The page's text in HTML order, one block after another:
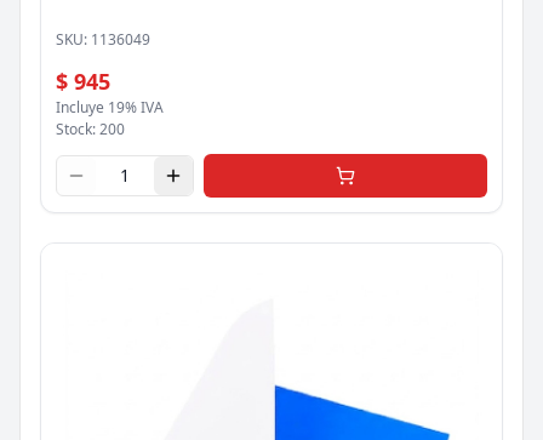
SKU: 1136049
$ 945
Incluye 19% IVA
Stock:200